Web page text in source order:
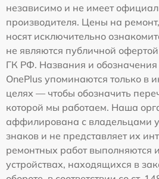
независимо и не имеет
производителя. Цены на
носят исключительно
не являются публичной офертой
ГК РФ. Названия и обозначения
OnePlus упоминаются только в
целях — чтобы обозначить
которой мы работаем. Наша
аффилирована с владельцами
знаков и не представляет их
ремонтных работ выполняются
устройствах, находящихся в